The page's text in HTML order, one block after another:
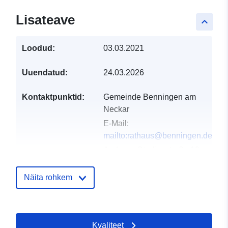
keyboard_arrow_up
Lisateave
Loodud: 03.03.2021
Uuendatud: 24.03.2026
Kontaktpunktid:
Gemeinde Benningen am
Neckar
E-Mail:
mailto:rathaus@benningen.de
Näita rohkem
Kvaliteet